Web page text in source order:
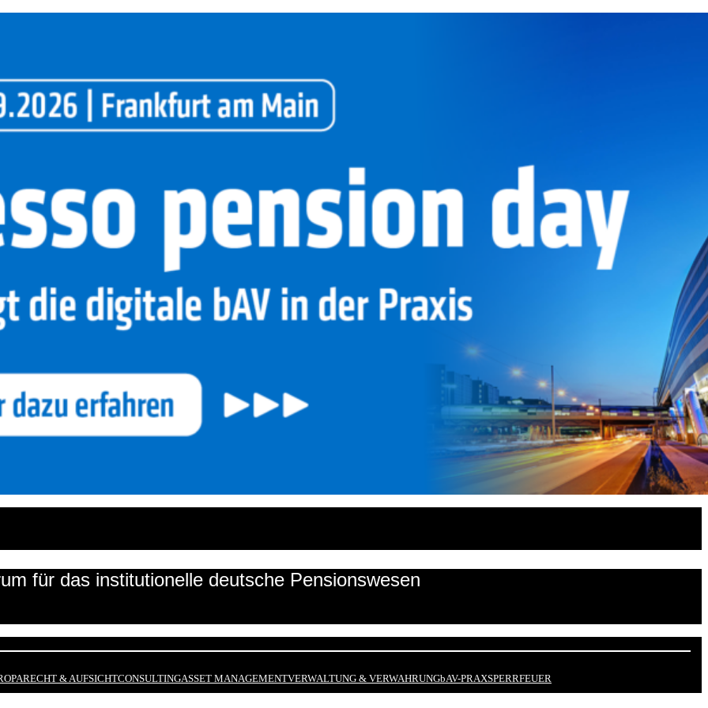
für das institutionelle deutsche Pensionswesen
RECHT & AUFSICHTCONSULTINGASSET MANAGEMENTVERWALTUNG & VERWAHRUNGbAV-PRAXSPERRFEUER